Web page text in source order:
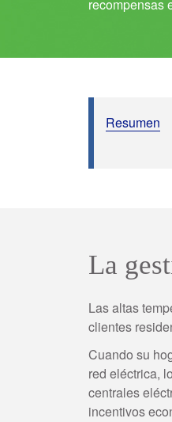
recompensas
Resumen
La
Las altas
clientes
Cuando su
red eléctrica,
centrales
incentivos